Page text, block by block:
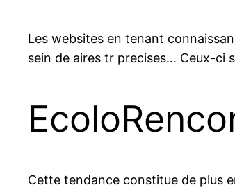
Les websites en tenant
sein de aires tr precises… Ceux-ci
Cette tendance constitue de plus